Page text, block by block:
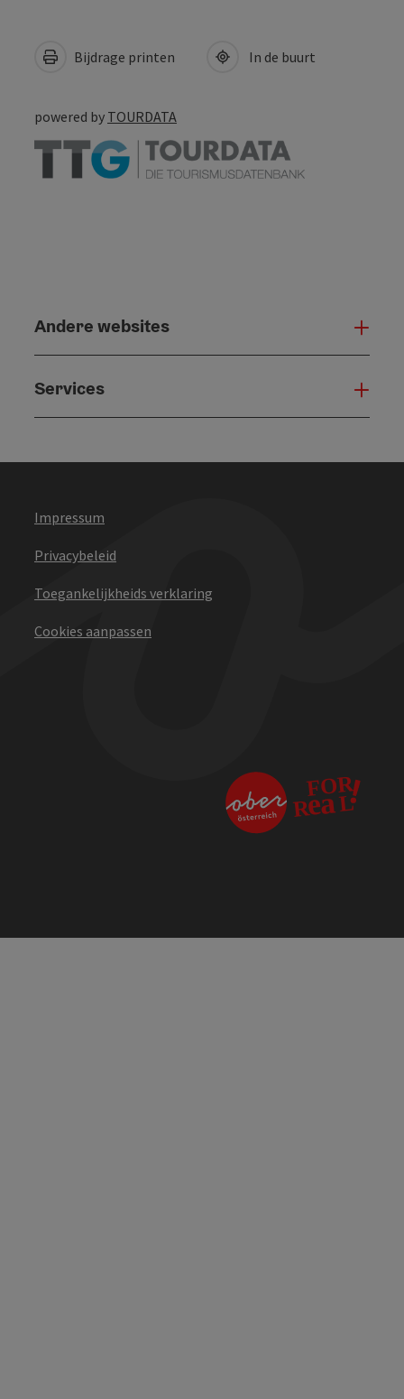
Bijdrage printen In de buurt
powered by TOURDATA
Andere websites
Services
Impressum
Privacybeleid
Toegankelijkheids verklaring
Cookies aanpassen